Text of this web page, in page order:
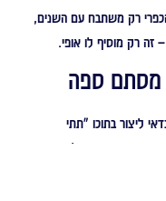
רק משתבח עם השנים,
רק מוסיף לו אופי.
מסתם ספה
ליצור בתוכו "תתי
עומדת, או אפילו פינה עם